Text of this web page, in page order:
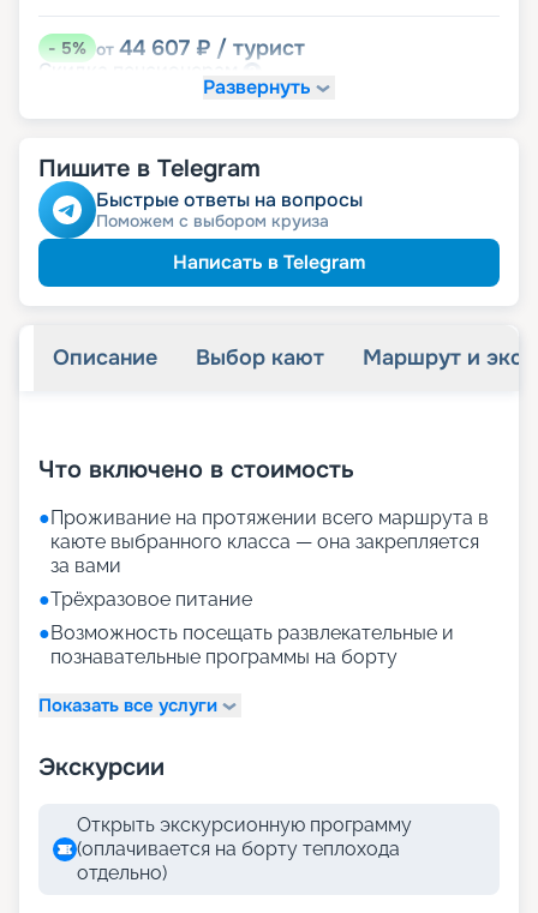
-5% от 44 607 ₽ / турист
Скидка
Развернуть
Пишите в Telegram
Быстрые ответы на вопросы
Поможем с выбором круиза
Написать в Telegram
Описание Выбор кают Маршрут и
Что включено в стоимость
●Проживание на протяжении всего маршрута в
каюте выбранного класса — она закрепляется
за вами
●Трёхразовое питание
●Возможность посещать развлекательные и
познавательные программы на борту
Показать все услуги
Экскурсии
Открыть экскурсионную программу
(оплачивается на борту теплохода
отдельно)